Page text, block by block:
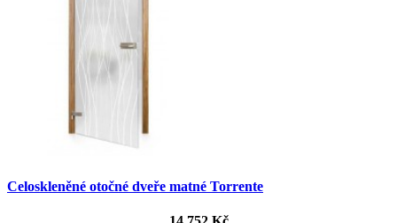
Celoskleněné otočné dveře matné Torrente